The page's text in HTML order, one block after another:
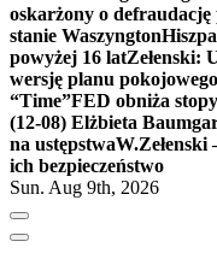
oskarżony o
stanie Waszyngton
powyżej 16 latZełenski:
wersję planu pokojowego
“Time”FED obniża
(12-08) Elżbieta
na ustępstwaW.Zełenski
ich bezpieczeństwo
Sun. Aug 9th, 2026